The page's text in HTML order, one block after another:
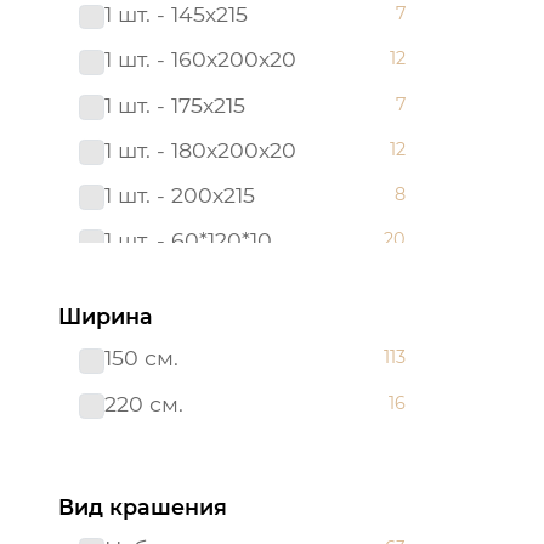
180*200
180х200х20
2 сп. с Евро
2,0 сп.
200х200х20
220*200 3
240*215 3
48*48
1 шт. - 145х215 7
1 шт. - 160х200х20 12
1 шт. - 175х215 7
1 шт. - 180х200х20 12
1 шт. - 200х215 8
1 шт. - 60*120*10 20
2 шт. - 50х70
2 шт. - 70х70
Борта:6шт
Наволочка: 1 шт. - 40*60
Ширина
150 см.
113
220 см. 16
Вид крашения